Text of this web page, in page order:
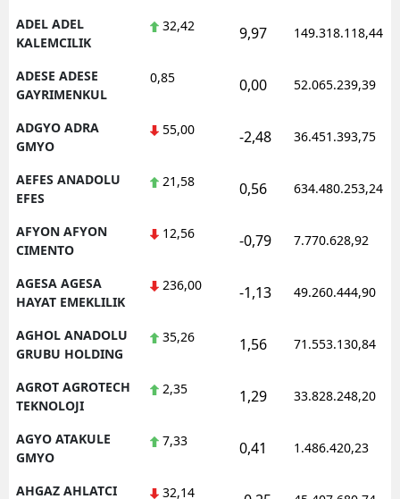
ADEL ADEL
KALEMCILIK
32,42 9,97 149.318.118,44
ADESE ADESE
GAYRIMENKUL
0,85 0,00 52.065.239,39
ADGYO ADRA
GMYO
55,00 -2,48 36.451.393,75
AEFES ANADOLU
EFES
21,58 0,56 634.480.253,24
AFYON AFYON
CIMENTO
12,56 -0,79 7.770.628,92
AGESA AGESA
HAYAT EMEKLILIK
236,00 -1,13 49.260.444,90
AGHOL ANADOLU
GRUBU HOLDING
35,26 1,56 71.553.130,84
AGROT AGROTECH
TEKNOLOJI
2,35 1,29 33.828.248,20
AGYO ATAKULE
GMYO
7,33 0,41 1.486.420,23
AHGAZ AHLATCI
32,14